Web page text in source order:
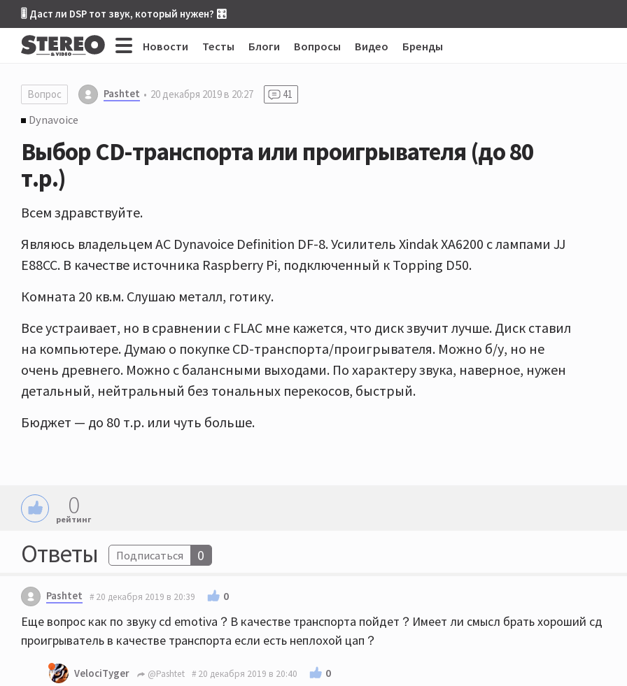
🎚 Даст ли DSP тот звук, который нужен? 🎛
Новости Тесты Блоги Вопросы Видео Бренды
Вопрос Pashtet 20 декабря 2019 в 20:27 41
Dynavoice
Выбор CD-транспорта или проигрывателя (до 80
т.р.)
Всем здравствуйте.
Являюсь владельцем АС Dynavoice Definition DF-8. Усилитель Xindak XA6200 с лампами JJ
E88CC. В качестве источника Raspberry Pi, подключенный к Topping D50.
Комната 20 кв.м. Слушаю металл, готику.
Все устраивает, но в сравнении с FLAC мне кажется, что диск звучит лучше. Диск ставил
на компьютере. Думаю о покупке CD-транспорта/проигрывателя. Можно б/у, но не
очень древнего. Можно с балансными выходами. По характеру звука, наверное, нужен
детальный, нейтральный без тональных перекосов, быстрый.
Бюджет — до 80 т.р. или чуть больше.
0
рейтинг
Ответы Подписаться 0
Pashtet 20 декабря 2019 в 20:39 0
Еще вопрос как по звуку cd emotiva？В качестве транспорта пойдет？Имеет ли смысл брать хороший сд
проигрыватель в качестве транспорта если есть неплохой цап？
VelociTyger @Pashtet 20 декабря 2019 в 20:40 0